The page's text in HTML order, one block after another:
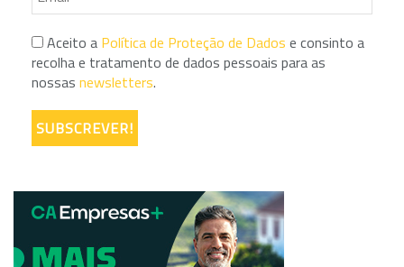
Aceito a Política de Proteção de Dados e consinto a
recolha e tratamento de dados pessoais para as
nossas newsletters.